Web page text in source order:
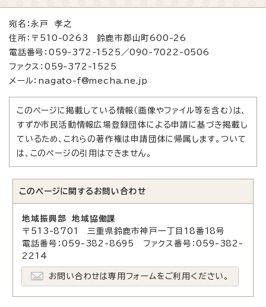
宛名：永戸 孝之
住所：〒510-0263 鈴鹿市郡山町600-26
電話番号：059-372-1525／090-7022-0506
ファクス：059-372-1525
メール：nagato-f@mecha.ne.jp
このページに掲載している情報（画像やファイル等を含む）は、
すずか市民活動情報広場登録団体による申請に基づき掲載し
ているため、これらの著作権は申請団体に帰属します。ついて
は、このページの引用はできません。
このページに関する お問い合わせ
地域振興部 地域協働課
〒513-8701 三重県鈴鹿市神戸一丁目18番18号
電話番号：059-382-8695 ファクス番号：059-382-
2214
お問い合わせは専用フォームをご利用ください。